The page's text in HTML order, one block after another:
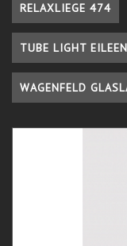
RELAXLIEGE 474
TUBE LIGHT
WAGENFELD